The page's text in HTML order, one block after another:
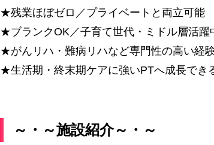
★残業ほぼゼロ／プライベートと両立可能
★ブランクOK／子育て世代・ミドル層活躍
★がんリハ・難病リハなど専門性の高い経
★生活期・終末期ケアに強いPTへ成長でき
～・～施設紹介～・～